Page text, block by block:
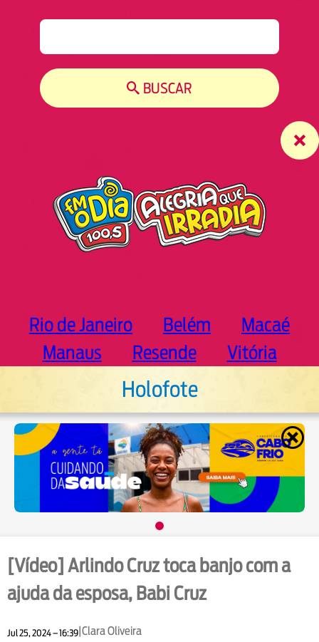
BUSCAR
Rio de Janeiro Belém
Macaé
Manaus
Resende Vitória
Holofote
[Vídeo] Arlindo Cruz toca banjo com a
ajuda da esposa, Babi Cruz
Jul 25, 2024 – 16:39|Clara Oliveira